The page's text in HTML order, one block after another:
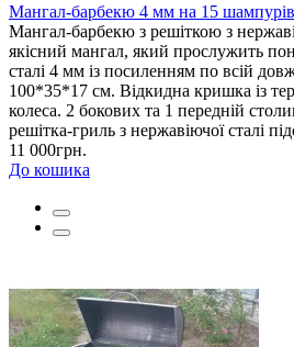
Мангал-барбекю 4 мм на 15 шампурів
Мангал-барбекю з решіткою з
якісний мангал, який прослужить
сталі 4 мм із посиленням по всій
100*35*17 см. Відкидна кришка із
колеса. 2 бокових та 1 передній
решітка-гриль з нержавіючої сталі
11 000грн.
До кошика